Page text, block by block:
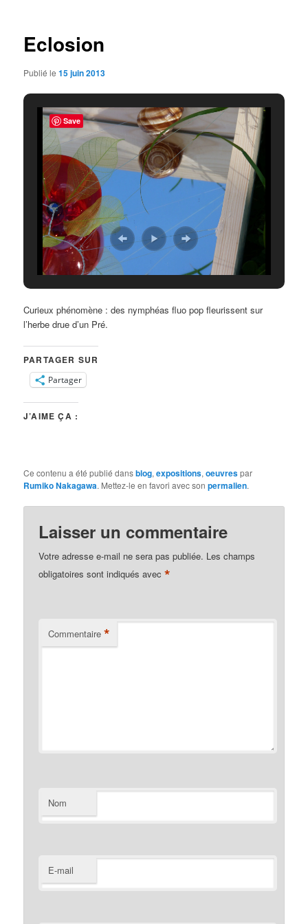
Eclosion
Publié le15 juin 2013
Curieux phénomène : des nymphéas fluo pop fleurissent sur
l’herbe drue d’un Pré.
PARTAGER SUR
Partager
J’AIME ÇA :
Ce contenu a été publié dansblog,expositions,oeuvrespar
Rumiko Nakagawa. Mettez-le en favori avec sonpermalien.
Laisser un commentaire
Votre adresse e-mail ne sera pas publiée. Les champs
obligatoires sont indiqués avec*
Commentaire *
Nom
E-mail
Save